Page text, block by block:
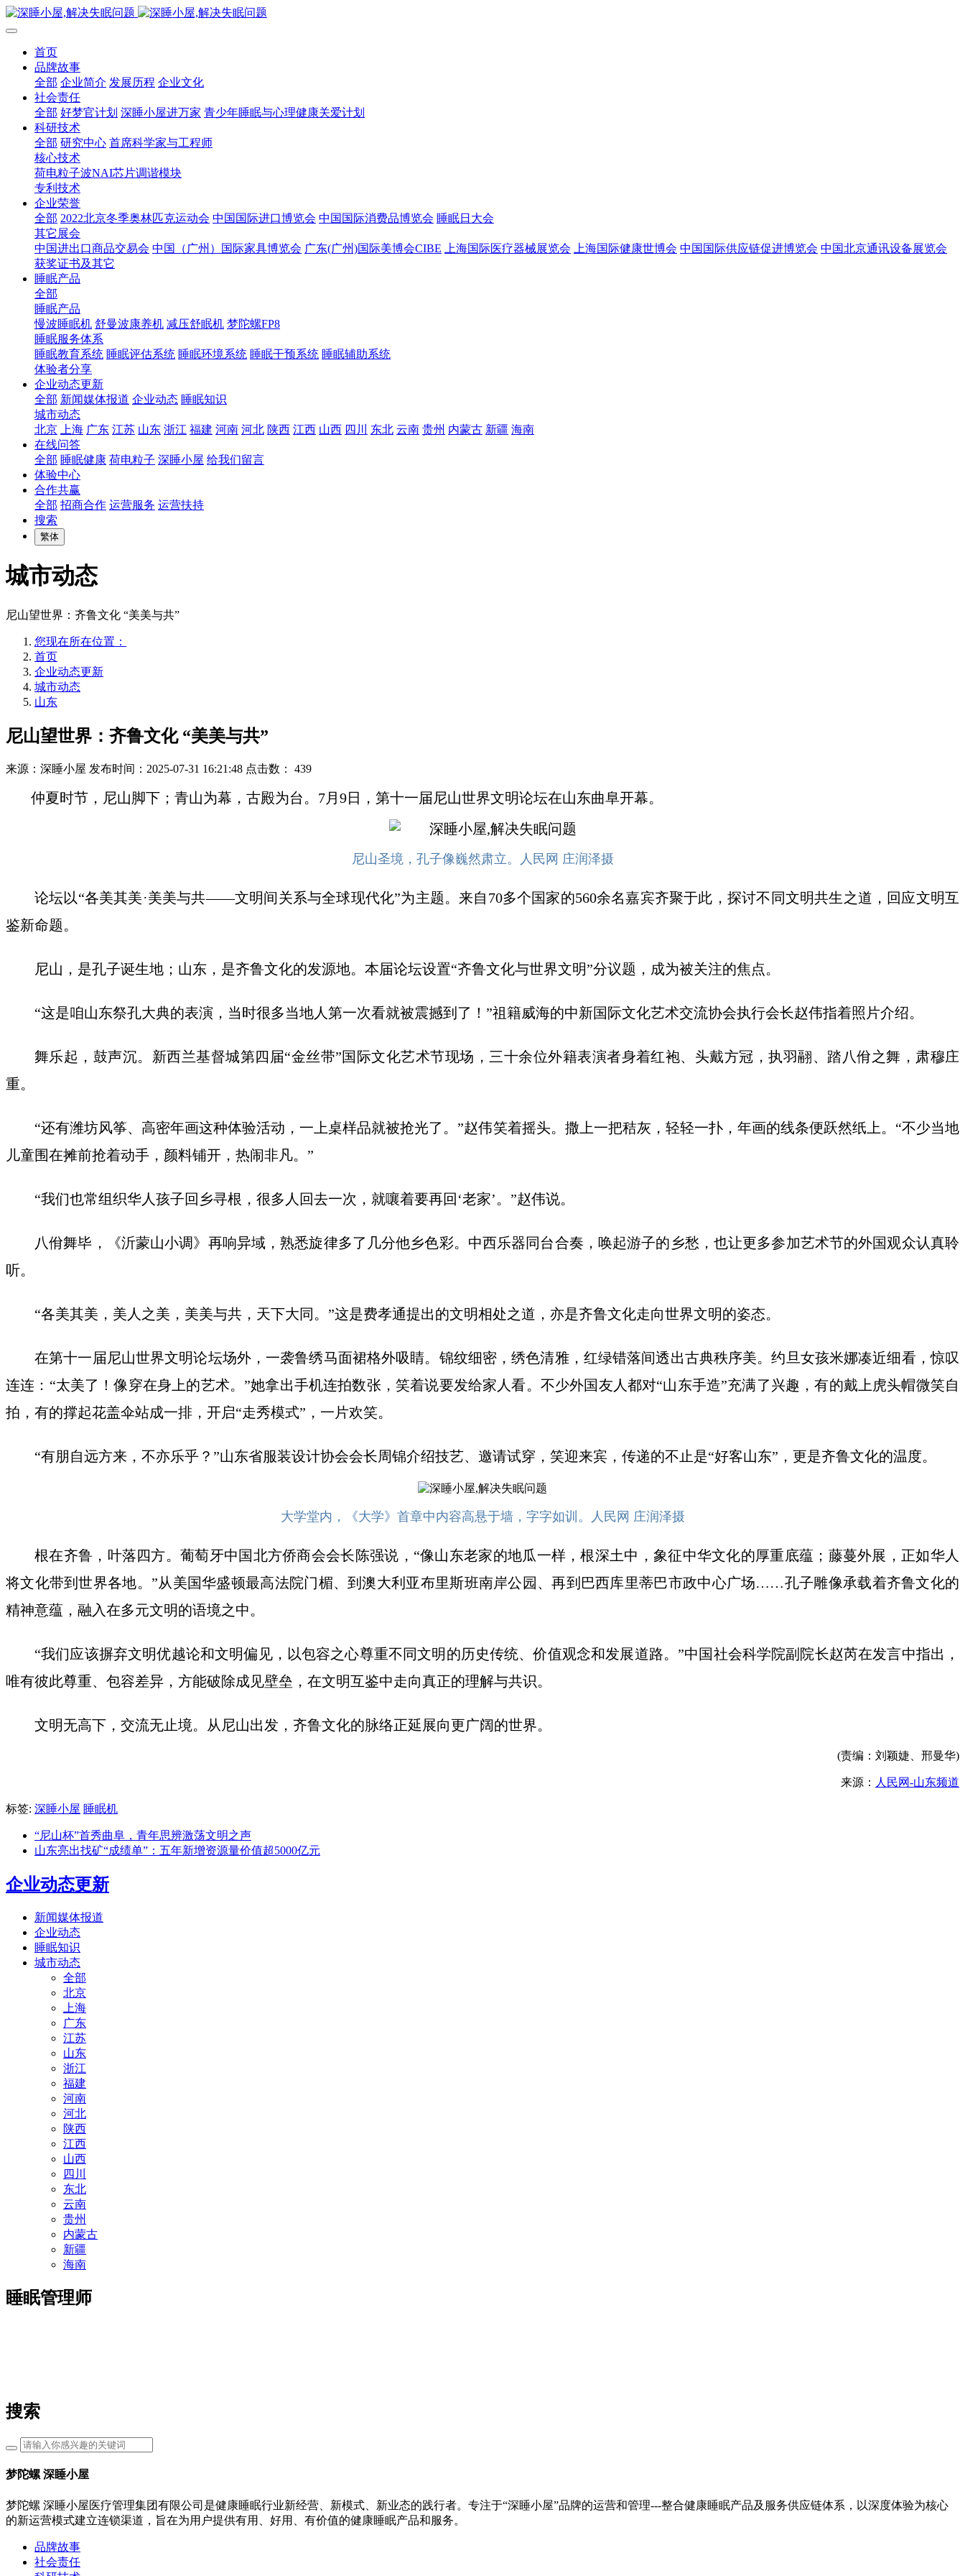
首页
品牌故事
全部 企业简介 发展历程 企业文化
社会责任
全部 好梦官计划 深睡小屋进万家 青少年睡眠与心理健康关爱计划
科研技术
全部 研究中心 首席科学家与工程师
核心技术
荷电粒子波NAI芯片调谐模块
专利技术
企业荣誉
全部 2022北京冬季奥林匹克运动会 中国国际进口博览会 中国国际消费品博览会 睡眠日大会
其它展会
中国进出口商品交易会 中国（广州）国际家具博览会 广东(广州)国际美博会CIBE 上海国际医疗器械展览会 上海国际健康世博会 中国国际供应链促进博览会 中国北京通讯设备展览会
获奖证书及其它
睡眠产品
全部
睡眠产品
慢波睡眠机 舒曼波康养机 减压舒眠机 梦陀螺FP8
睡眠服务体系
睡眠教育系统 睡眠评估系统 睡眠环境系统 睡眠干预系统 睡眠辅助系统
体验者分享
企业动态更新
全部 新闻媒体报道 企业动态 睡眠知识
城市动态
北京
上海 广东 江苏 山东 浙江 福建 河南 河北 陕西 江西 山西 四川 东北 云南 贵州 内蒙古 新疆 海南
在线问答
全部 睡眠健康 荷电粒子 深睡小屋 给我们留言
体验中心
合作共赢
全部 招商合作 运营服务 运营扶持
搜索
繁体
城市动态
尼山望世界：齐鲁文化 “美美与共”
您现在所在位置：
首页
企业动态更新
城市动态
山东
尼山望世界：齐鲁文化 “美美与共”
来源：深睡小屋 发布时间：2025-07-31 16:21:48 点击数： 439
仲夏时节，尼山脚下；青山为幕，古殿为台。7月9日，第十一届尼山世界文明论坛在山东曲阜开幕。
尼山圣境，孔子像巍然肃立。人民网 庄润泽摄
论坛以“各美其美·美美与共——文明间关系与全球现代化”为主题。来自70多个国家的560余名嘉宾齐聚于此，探讨不同文明共生之道，回应文明互
鉴新命题。
尼山，是孔子诞生地；山东，是齐鲁文化的发源地。本届论坛设置“齐鲁文化与世界文明”分议题，成为被关注的焦点。
“这是咱山东祭孔大典的表演，当时很多当地人第一次看就被震撼到了！”祖籍威海的中新国际文化艺术交流协会执行会长赵伟指着照片介绍。
舞乐起，鼓声沉。新西兰基督城第四届“金丝带”国际文化艺术节现场，三十余位外籍表演者身着红袍、头戴方冠，执羽翮、踏八佾之舞，肃穆庄
重。
“还有潍坊风筝、高密年画这种体验活动，一上桌样品就被抢光了。”赵伟笑着摇头。撒上一把秸灰，轻轻一扑，年画的线条便跃然纸上。“不少当地
儿童围在摊前抢着动手，颜料铺开，热闹非凡。”
“我们也常组织华人孩子回乡寻根，很多人回去一次，就嚷着要再回‘老家’。”赵伟说。
八佾舞毕，《沂蒙山小调》再响异域，熟悉旋律多了几分他乡色彩。中西乐器同台合奏，唤起游子的乡愁，也让更多参加艺术节的外国观众认真聆
听。
“各美其美，美人之美，美美与共，天下大同。”这是费孝通提出的文明相处之道，亦是齐鲁文化走向世界文明的姿态。
在第十一届尼山世界文明论坛场外，一袭鲁绣马面裙格外吸睛。锦纹细密，绣色清雅，红绿错落间透出古典秩序美。约旦女孩米娜凑近细看，惊叹
连连：“太美了！像穿在身上的艺术。”她拿出手机连拍数张，笑着说要发给家人看。不少外国友人都对“山东手造”充满了兴趣，有的戴上虎头帽微笑自
拍，有的撑起花盖伞站成一排，开启“走秀模式”，一片欢笑。
“有朋自远方来，不亦乐乎？”山东省服装设计协会会长周锦介绍技艺、邀请试穿，笑迎来宾，传递的不止是“好客山东”，更是齐鲁文化的温度。
大学堂内，《大学》首章中内容高悬于墙，字字如训。人民网 庄润泽摄
根在齐鲁，叶落四方。葡萄牙中国北方侨商会会长陈强说，“像山东老家的地瓜一样，根深土中，象征中华文化的厚重底蕴；藤蔓外展，正如华人
将文化带到世界各地。”从美国华盛顿最高法院门楣、到澳大利亚布里斯班南岸公园、再到巴西库里蒂巴市政中心广场……孔子雕像承载着齐鲁文化的
精神意蕴，融入在多元文明的语境之中。
“我们应该摒弃文明优越论和文明偏见，以包容之心尊重不同文明的历史传统、价值观念和发展道路。”中国社会科学院副院长赵芮在发言中指出，
唯有彼此尊重、包容差异，方能破除成见壁垒，在文明互鉴中走向真正的理解与共识。
文明无高下，交流无止境。从尼山出发，齐鲁文化的脉络正延展向更广阔的世界。
(责编：刘颖婕、邢曼华)
来源： 人民网-山东频道
标签: 深睡小屋 睡眠机
“尼山杯”首秀曲阜，青年思辨激荡文明之声
山东亮出找矿“成绩单”：五年新增资源量价值超5000亿元
企业动态更新
新闻媒体报道
企业动态
睡眠知识
城市动态
全部
北京
上海
广东
江苏
山东
浙江
福建
河南
河北
陕西
江西
山西
四川
东北
云南
贵州
内蒙古
新疆
海南
睡眠管理师
搜索
梦陀螺 深睡小屋
梦陀螺 深睡小屋医疗管理集团有限公司是健康睡眠行业新经营、新模式、新业态的践行者。专注于“深睡小屋”品牌的运营和管理---整合健康睡眠产品及服务供应链体系，以深度体验为核心
的新运营模式建立连锁渠道，旨在为用户提供有用、好用、有价值的健康睡眠产品和服务。
品牌故事
社会责任